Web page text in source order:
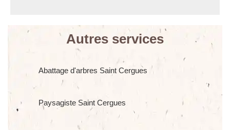
Autres services
Abattage d'arbres Saint Cergues
Paysagiste Saint Cergues